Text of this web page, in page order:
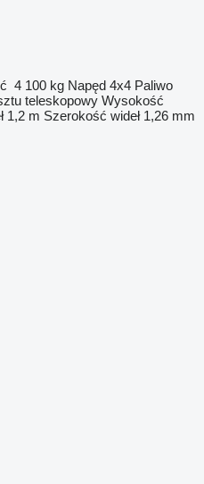
4 100 kg Napęd 4x4 Paliwo
teleskopowy Wysokość
1,2 m Szerokość wideł 1,26 mm